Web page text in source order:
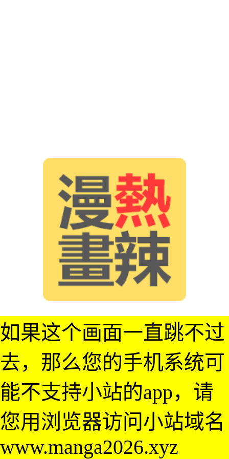
如果这个画面一直跳不过
去，那么您的手机系统可
能不支持小站的app，请
您用浏览器访问小站域名
www.manga2026.xyz